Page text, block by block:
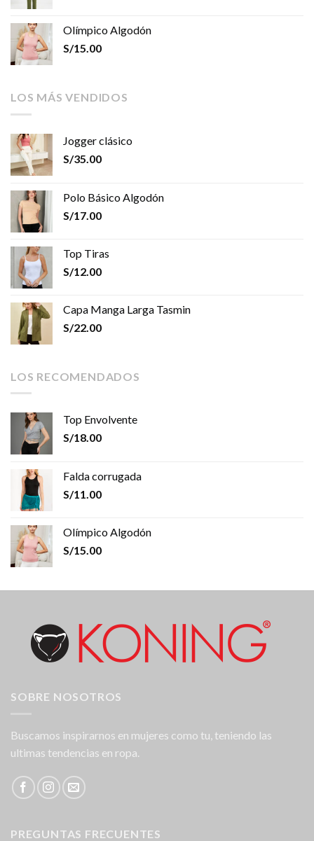
Olímpico Algodón
S/15.00
LOS MÁS VENDIDOS
Jogger clásico
S/35.00
Polo Básico Algodón
S/17.00
Top Tiras
S/12.00
Capa Manga Larga Tasmin
S/22.00
LOS RECOMENDADOS
Top Envolvente
S/18.00
Falda corrugada
S/11.00
Olímpico Algodón
S/15.00
SOBRE NOSOTROS
Buscamos inspirarnos en mujeres como tu, teniendo las
ultimas tendencias en ropa.
PREGUNTAS FRECUENTES